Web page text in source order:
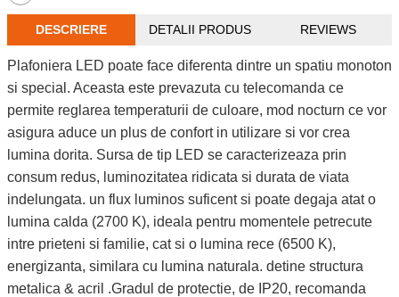
DESCRIERE DETALII PRODUS REVIEWS
Plafoniera LED poate face diferenta dintre un spatiu monoton
si special. Aceasta este prevazuta cu telecomanda ce
permite reglarea temperaturii de culoare, mod nocturn ce vor
asigura aduce un plus de confort in utilizare si vor crea
lumina dorita. Sursa de tip LED se caracterizeaza prin
consum redus, luminozitatea ridicata si durata de viata
indelungata. un flux luminos suficent si poate degaja atat o
lumina calda (2700 K), ideala pentru momentele petrecute
intre prieteni si familie, cat si o lumina rece (6500 K),
energizanta, similara cu lumina naturala. detine structura
metalica & acril .Gradul de protectie, de IP20, recomanda